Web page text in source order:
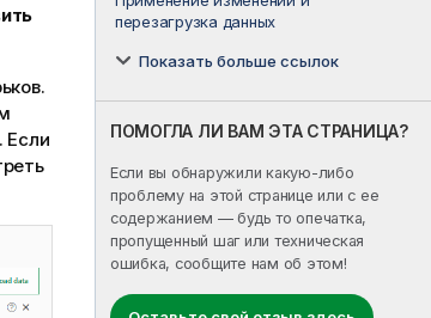
перезагрузка данных
Показать больше ссылок
ПОМОГЛА ЛИ ВАМ ЭТА СТРАНИЦА?
Если вы обнаружили какую-либо
проблему на этой странице или с ее
содержанием — будь то опечатка,
пропущенный шаг или техническая
ошибка, сообщите нам об этом!
Если